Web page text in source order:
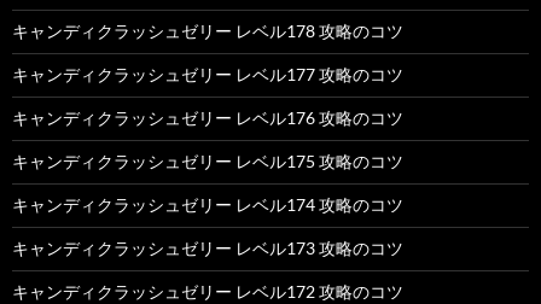
キャンディクラッシュゼリー レベル178 攻略のコツ
キャンディクラッシュゼリー レベル177 攻略のコツ
キャンディクラッシュゼリー レベル176 攻略のコツ
キャンディクラッシュゼリー レベル175 攻略のコツ
キャンディクラッシュゼリー レベル174 攻略のコツ
キャンディクラッシュゼリー レベル173 攻略のコツ
キャンディクラッシュゼリー レベル172 攻略のコツ